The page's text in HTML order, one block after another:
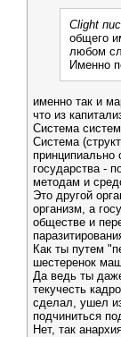
Clight
общего
любом
Именно
именно так и
что из
Система
Система
принципиально
государства -
методам и
Это другой
организм, а
обществе и
Как ты путем
шестеренок
Да ведь ты
текучесть
сделал, ушел
подчиниться
Нет, так